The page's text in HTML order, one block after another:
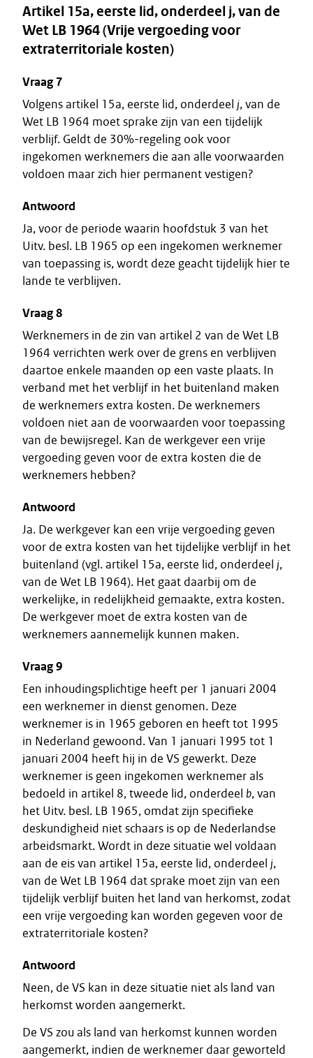
Artikel 15a, eerste lid, onderdeel j, van de
Wet LB 1964 (Vrije vergoeding voor
extraterritoriale kosten)
Vraag 7
Volgens artikel 15a, eerste lid, onderdeel j, van de
Wet LB 1964 moet sprake zijn van een tijdelijk
verblijf. Geldt de 30%-regeling ook voor
ingekomen werknemers die aan alle voorwaarden
voldoen maar zich hier permanent vestigen?
Antwoord
Ja, voor de periode waarin hoofdstuk 3 van het
Uitv. besl. LB 1965 op een ingekomen werknemer
van toepassing is, wordt deze geacht tijdelijk hier te
lande te verblijven.
Vraag 8
Werknemers in de zin van artikel 2 van de Wet LB
1964 verrichten werk over de grens en verblijven
daartoe enkele maanden op een vaste plaats. In
verband met het verblijf in het buitenland maken
de werknemers extra kosten. De werknemers
voldoen niet aan de voorwaarden voor toepassing
van de bewijsregel. Kan de werkgever een vrije
vergoeding geven voor de extra kosten die de
werknemers hebben?
Antwoord
Ja. De werkgever kan een vrije vergoeding geven
voor de extra kosten van het tijdelijke verblijf in het
buitenland (vgl. artikel 15a, eerste lid, onderdeel j,
van de Wet LB 1964). Het gaat daarbij om de
werkelijke, in redelijkheid gemaakte, extra kosten.
De werkgever moet de extra kosten van de
werknemers aannemelijk kunnen maken.
Vraag 9
Een inhoudingsplichtige heeft per 1 januari 2004
een werknemer in dienst genomen. Deze
werknemer is in 1965 geboren en heeft tot 1995
in Nederland gewoond. Van 1 januari 1995 tot 1
januari 2004 heeft hij in de VS gewerkt. Deze
werknemer is geen ingekomen werknemer als
bedoeld in artikel 8, tweede lid, onderdeel b, van
het Uitv. besl. LB 1965, omdat zijn specifieke
deskundigheid niet schaars is op de Nederlandse
arbeidsmarkt. Wordt in deze situatie wel voldaan
aan de eis van artikel 15a, eerste lid, onderdeel j,
van de Wet LB 1964 dat sprake moet zijn van een
tijdelijk verblijf buiten het land van herkomst, zodat
een vrije vergoeding kan worden gegeven voor de
extraterritoriale kosten?
Antwoord
Neen, de VS kan in deze situatie niet als land van
herkomst worden aangemerkt.
De VS zou als land van herkomst kunnen worden
aangemerkt, indien de werknemer daar geworteld